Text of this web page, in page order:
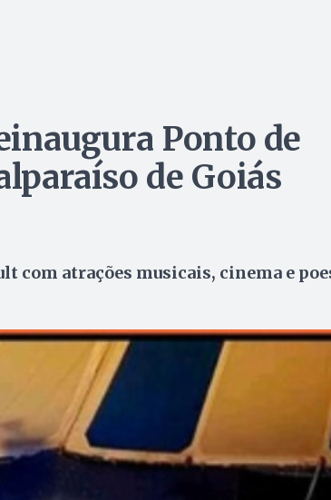
Ponto de
de Goiás
com atrações musicais, cinema e